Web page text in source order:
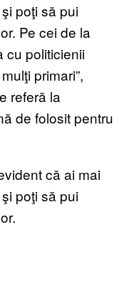
poţi să pui
Pe cei de la
cu politicienii
primari”,
referă la
de folosit pentru
că ai mai
poţi să pui